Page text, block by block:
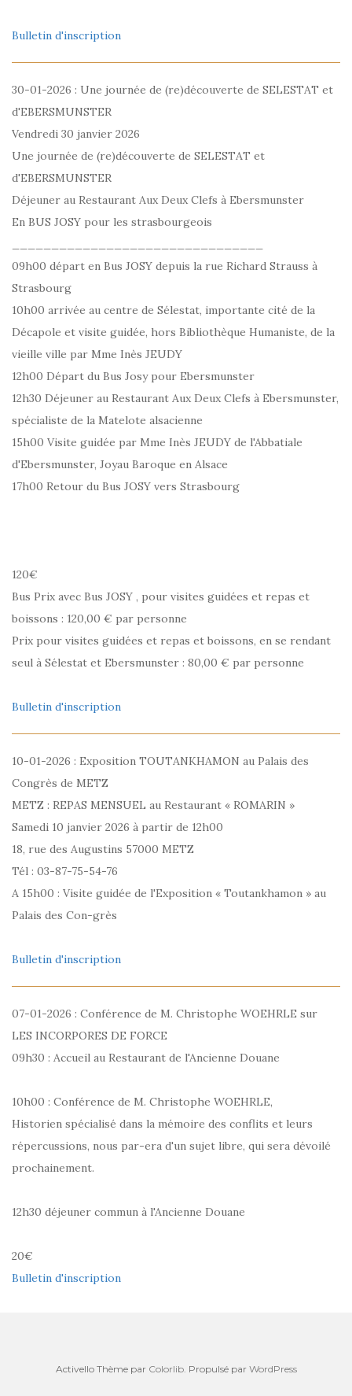
Bulletin d'inscription
30-01-2026 : Une journée de (re)découverte de SELESTAT et
d'EBERSMUNSTER
Vendredi 30 janvier 2026
Une journée de (re)découverte de SELESTAT et
d'EBERSMUNSTER
Déjeuner au Restaurant Aux Deux Clefs à Ebersmunster
En BUS JOSY pour les strasbourgeois
09h00 départ en Bus JOSY depuis la rue Richard Strauss à
Strasbourg
10h00 arrivée au centre de Sélestat, importante cité de la
Décapole et visite guidée, hors Bibliothèque Humaniste, de la
vieille ville par Mme Inès JEUDY
12h00 Départ du Bus Josy pour Ebersmunster
12h30 Déjeuner au Restaurant Aux Deux Clefs à Ebersmunster,
spécialiste de la Matelote alsacienne
15h00 Visite guidée par Mme Inès JEUDY de l'Abbatiale
d'Ebersmunster, Joyau Baroque en Alsace
17h00 Retour du Bus JOSY vers Strasbourg
120€
Bus Prix avec Bus JOSY , pour visites guidées et repas et
boissons : 120,00 € par personne
Prix pour visites guidées et repas et boissons, en se rendant
seul à Sélestat et Ebersmunster : 80,00 € par personne
Bulletin d'inscription
10-01-2026 : Exposition TOUTANKHAMON au Palais des
Congrès de METZ
METZ : REPAS MENSUEL au Restaurant « ROMARIN »
Samedi 10 janvier 2026 à partir de 12h00
18, rue des Augustins 57000 METZ
Tél : 03-87-75-54-76
A 15h00 : Visite guidée de l'Exposition « Toutankhamon » au
Palais des Con-grès
Bulletin d'inscription
07-01-2026 : Conférence de M. Christophe WOEHRLE sur
LES INCORPORES DE FORCE
09h30 : Accueil au Restaurant de l'Ancienne Douane
10h00 : Conférence de M. Christophe WOEHRLE,
Historien spécialisé dans la mémoire des conflits et leurs
répercussions, nous par-era d'un sujet libre, qui sera dévoilé
prochainement.
12h30 déjeuner commun à l'Ancienne Douane
20€
Bulletin d'inscription
Activello Thème par Colorlib. Propulsé par WordPress